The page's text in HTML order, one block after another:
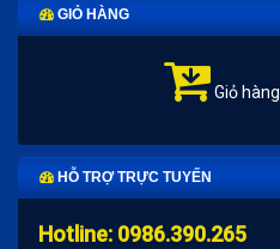
GIỎ HÀNG
Giỏ hàng
HỖ TRỢ TRỰC TUYẾN
Hotline: 0986.390.265